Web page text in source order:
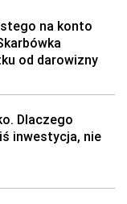
na konto
od darowizny
Dlaczego
inwestycja, nie